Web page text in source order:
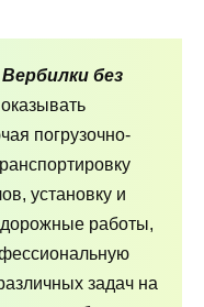
без
погрузочно-
установку и
дорожные работы,
задач на